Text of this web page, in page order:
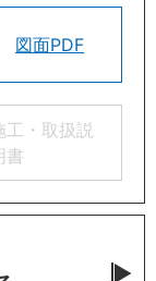
図面PDF
工・取扱説
書